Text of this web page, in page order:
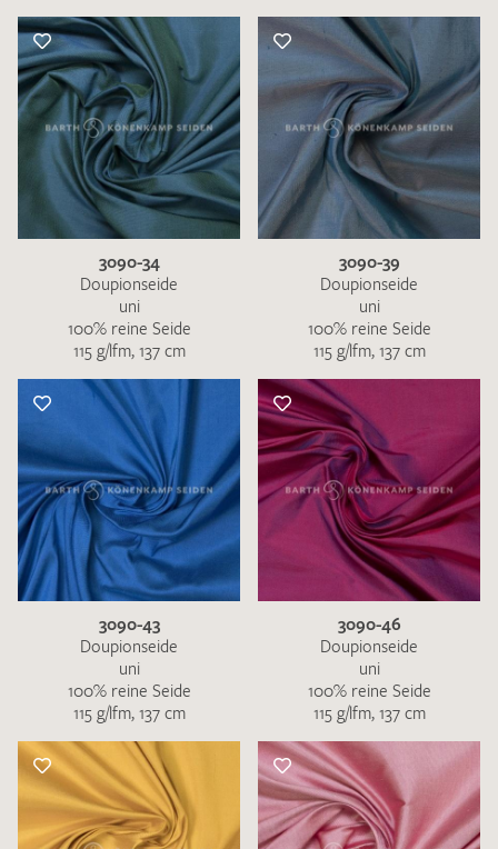
3090-34
Doupionseide
uni
100% reine Seide
115 g/lfm, 137 cm
3090-39
Doupionseide
uni
100% reine Seide
115 g/lfm, 137 cm
3090-43
Doupionseide
uni
100% reine Seide
115 g/lfm, 137 cm
3090-46
Doupionseide
uni
100% reine Seide
115 g/lfm, 137 cm